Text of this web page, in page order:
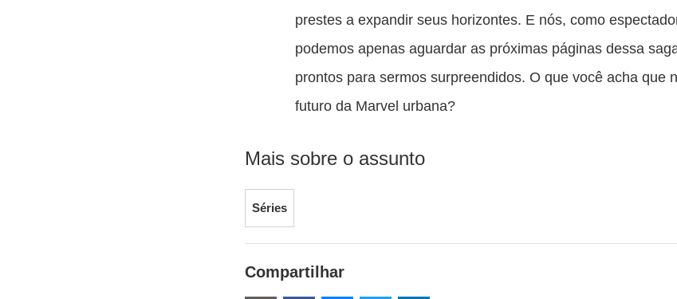
prestes a expandir seus horizontes. E nós, como
podemos apenas aguardar as próximas páginas dessa
prontos para sermos surpreendidos. O que você acha que
futuro da Marvel urbana?
Mais sobre o assunto
Séries
Compartilhar